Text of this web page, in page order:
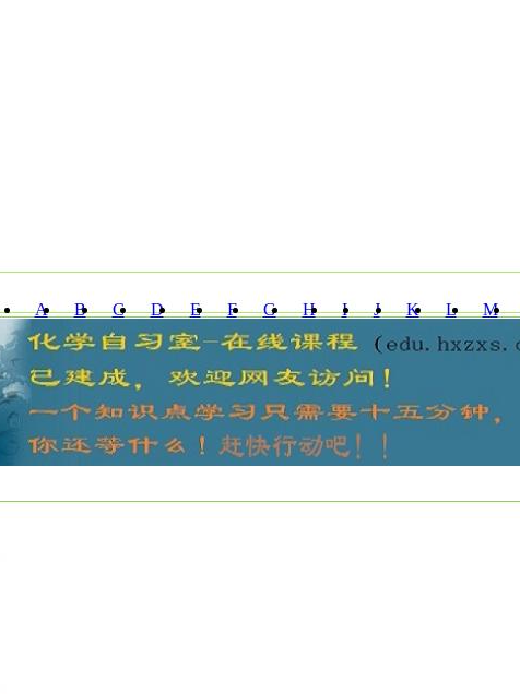
A
B C D E F G H I J K L M
W X Y Z